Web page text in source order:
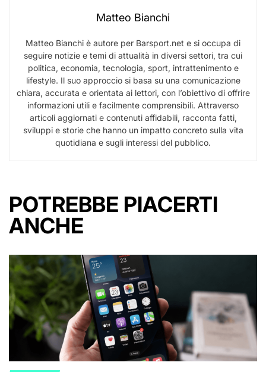
Matteo Bianchi
Matteo Bianchi è autore per Barsport.net e si occupa di
seguire notizie e temi di attualità in diversi settori, tra cui
politica, economia, tecnologia, sport, intrattenimento e
lifestyle. Il suo approccio si basa su una comunicazione
chiara, accurata e orientata ai lettori, con l’obiettivo di offrire
informazioni utili e facilmente comprensibili. Attraverso
articoli aggiornati e contenuti affidabili, racconta fatti,
sviluppi e storie che hanno un impatto concreto sulla vita
quotidiana e sugli interessi del pubblico.
POTREBBE PIACERTI
ANCHE